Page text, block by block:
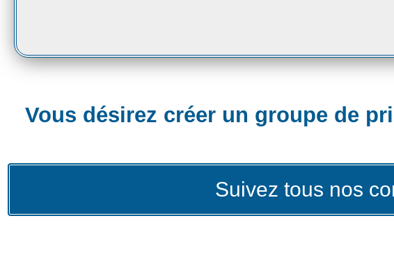
Vous désirez créer un groupe de
Suivez tous nos